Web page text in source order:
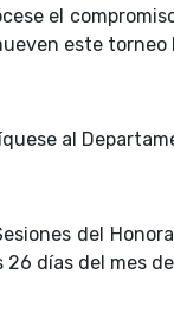
el
este torneo
al
del
26 días del mes